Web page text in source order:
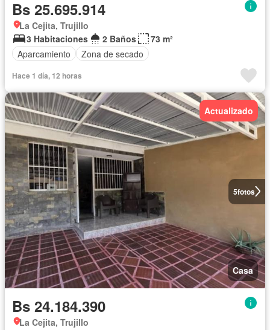
Bs 25.695.914
La Cejita, Trujillo
3 Habitaciones
2 Baños
73 m²
Aparcamiento
Zona de secado
Hace 1 día, 12 horas
5fotos
Actualizado
Casa
Bs 24.184.390
La Cejita, Trujillo